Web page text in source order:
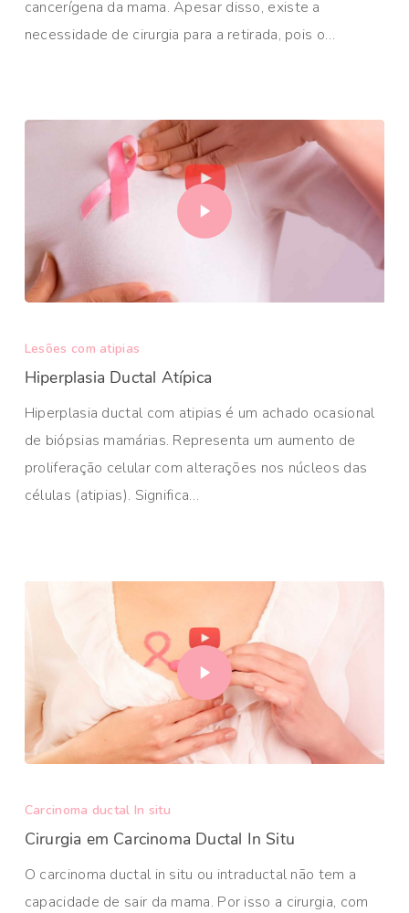
cancerígena da mama. Apesar disso, existe a
necessidade de cirurgia para a retirada, pois o…
Lesões com atipias
Hiperplasia Ductal Atípica
Hiperplasia ductal com atipias é um achado ocasional
de biópsias mamárias. Representa um aumento de
proliferação celular com alterações nos núcleos das
células (atipias). Significa…
Carcinoma ductal In situ
Cirurgia em Carcinoma Ductal In Situ
O carcinoma ductal in situ ou intraductal não tem a
capacidade de sair da mama. Por isso a cirurgia, com